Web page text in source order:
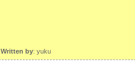
Written by: yuku